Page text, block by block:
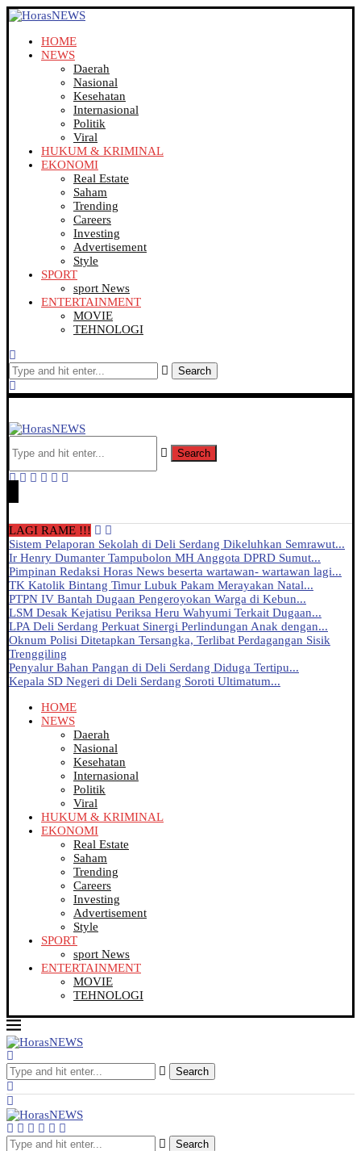
HOME
NEWS
Daerah
Nasional
Kesehatan
Internasional
Politik
Viral
HUKUM & KRIMINAL
EKONOMI
Real Estate
Saham
Trending
Careers
Investing
Advertisement
Style
SPORT
sport News
ENTERTAINMENT
MOVIE
TEHNOLOGI
Search
Search
LAGI RAME !!!
Sistem Pelaporan Sekolah di Deli Serdang Dikeluhkan Semrawut...
Ir Henry Dumanter Tampubolon MH Anggota DPRD Sumut...
Pimpinan Redaksi Horas News beserta wartawan- wartawan lagi...
TK Katolik Bintang Timur Lubuk Pakam Merayakan Natal...
PTPN IV Bantah Dugaan Pengeroyokan Warga di Kebun...
LSM Desak Kejatisu Periksa Heru Wahyumi Terkait Dugaan...
LPA Deli Serdang Perkuat Sinergi Perlindungan Anak dengan...
Oknum Polisi Ditetapkan Tersangka, Terlibat Perdagangan Sisik
Trenggiling
Penyalur Bahan Pangan di Deli Serdang Diduga Tertipu...
Kepala SD Negeri di Deli Serdang Soroti Ultimatum...
HOME
NEWS
Daerah
Nasional
Kesehatan
Internasional
Politik
Viral
HUKUM & KRIMINAL
EKONOMI
Real Estate
Saham
Trending
Careers
Investing
Advertisement
Style
SPORT
sport News
ENTERTAINMENT
MOVIE
TEHNOLOGI
Search
Search